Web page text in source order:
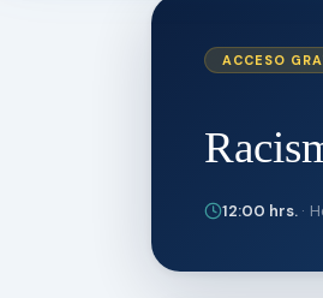
ACCESO
12:00 hrs. ·